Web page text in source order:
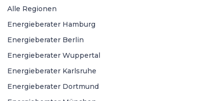
Alle Regionen
Energieberater Hamburg
Energieberater Berlin
Energieberater Wuppertal
Energieberater Karlsruhe
Energieberater Dortmund